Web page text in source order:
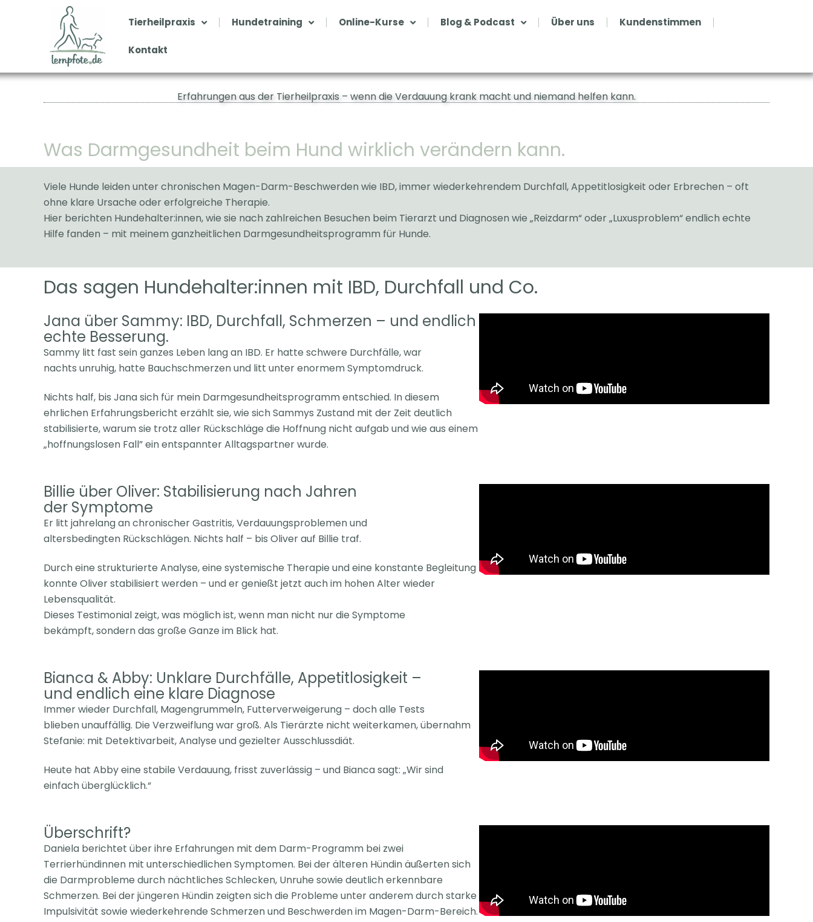
Tierheilpraxis Hundetraining Online-Kurse Blog & Podcast Über uns Kundenstimmen
Kontakt
Erfahrungen aus der Tierheilpraxis – wenn die Verdauung krank macht und niemand helfen kann.
Was Darmgesundheit beim Hund wirklich verändern kann.
Viele Hunde leiden unter chronischen Magen-Darm-Beschwerden wie IBD, immer wiederkehrendem Durchfall, Appetitlosigkeit oder Erbrechen – oft
ohne klare Ursache oder erfolgreiche Therapie.
Hier berichten Hundehalter:innen, wie sie nach zahlreichen Besuchen beim Tierarzt und Diagnosen wie „Reizdarm“ oder „Luxusproblem“ endlich echte
Hilfe fanden – mit meinem ganzheitlichen Darmgesundheitsprogramm für Hunde.
Das sagen Hundehalter:innen mit IBD, Durchfall und Co.
Jana über Sammy: IBD, Durchfall, Schmerzen – und endlich
echte Besserung.
Sammy litt fast sein ganzes Leben lang an IBD. Er hatte schwere Durchfälle, war
nachts unruhig, hatte Bauchschmerzen und litt unter enormem Symptomdruck.
Nichts half, bis Jana sich für mein Darmgesundheitsprogramm entschied. In diesem
ehrlichen Erfahrungsbericht erzählt sie, wie sich Sammys Zustand mit der Zeit deutlich
stabilisierte, warum sie trotz aller Rückschläge die Hoffnung nicht aufgab und wie aus einem
„hoffnungslosen Fall” ein entspannter Alltagspartner wurde.
Billie über Oliver: Stabilisierung nach Jahren
der Symptome
Er litt jahrelang an chronischer Gastritis, Verdauungsproblemen und
altersbedingten Rückschlägen. Nichts half – bis Oliver auf Billie traf.
Durch eine strukturierte Analyse, eine systemische Therapie und eine konstante Begleitung
konnte Oliver stabilisiert werden – und er genießt jetzt auch im hohen Alterwieder
Lebensqualität.
Dieses Testimonial zeigt, was möglich ist, wenn man nicht nur die Symptome
bekämpft,sondern das große Ganze im Blick hat.
Bianca & Abby: Unklare Durchfälle, Appetitlosigkeit –
und endlich eine klare Diagnose
Immer wieder Durchfall, Magengrummeln, Futterverweigerung – doch alle Tests
bliebenunauffällig. Die Verzweiflung war groß. Als Tierärzte nicht weiterkamen, übernahm
Stefanie: mit Detektivarbeit, Analyse und gezielterAusschlussdiät.
Heute hat Abby eine stabile Verdauung, frisst zuverlässig – und Bianca sagt: „Wir sind
einfachüberglücklich.“
Überschrift?
Daniela berichtet über ihre Erfahrungen mit dem Darm-Programm bei zwei
Terrierhündinnen mit unterschiedlichen Symptomen. Bei der älteren Hündin äußerten sich
die Darmprobleme durch nächtliches Schlecken, Unruhe sowie deutlich erkennbare
Schmerzen. Bei der jüngeren Hündin zeigten sich die Probleme unter anderem durch starke
Impulsivität sowie wiederkehrende Schmerzen und Beschwerden im Magen-Darm-Bereich.